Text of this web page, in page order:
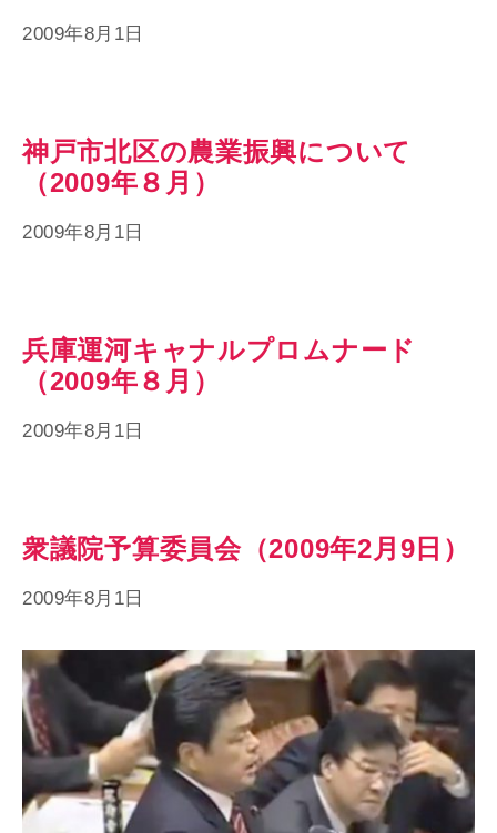
2009年8月1日
神戸市北区の農業振興について
（2009年８月）
2009年8月1日
兵庫運河キャナルプロムナード
（2009年８月）
2009年8月1日
衆議院予算委員会（2009年2月9日）
2009年8月1日